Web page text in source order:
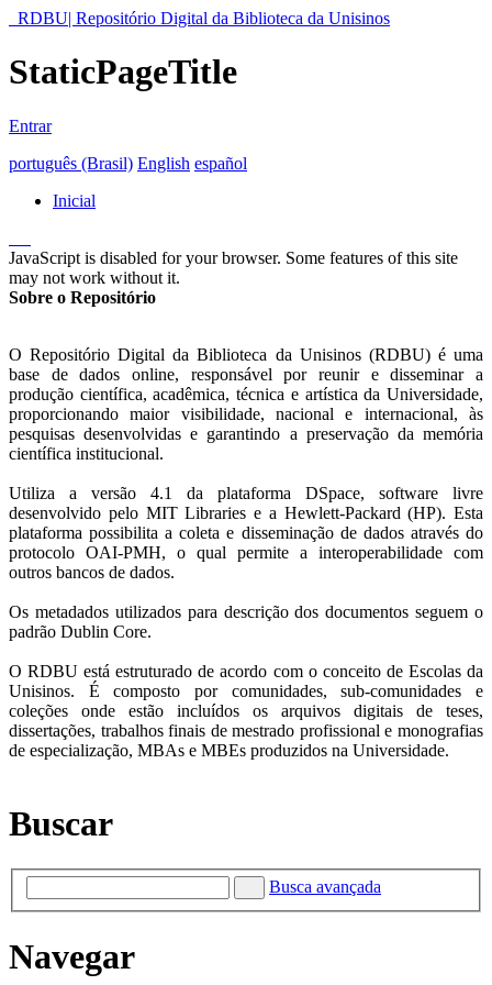
RDBU| Repositório Digital da Biblioteca da Unisinos
StaticPageTitle
Entrar
português (Brasil) English español
Inicial
JavaScript is disabled for your browser. Some features of this site
may not work without it.
Sobre o Repositório
O Repositório Digital da Biblioteca da Unisinos (RDBU) é uma
base de dados online, responsável por reunir e disseminar a
produção científica, acadêmica, técnica e artística da Universidade,
proporcionando maior visibilidade, nacional e internacional, às
pesquisas desenvolvidas e garantindo a preservação da memória
científica institucional.
Utiliza a versão 4.1 da plataforma DSpace, software livre
desenvolvido pelo MIT Libraries e a Hewlett-Packard (HP). Esta
plataforma possibilita a coleta e disseminação de dados através do
protocolo OAI-PMH, o qual permite a interoperabilidade com
outros bancos de dados.
Os metadados utilizados para descrição dos documentos seguem o
padrão Dublin Core.
O RDBU está estruturado de acordo com o conceito de Escolas da
Unisinos. É composto por comunidades, sub-comunidades e
coleções onde estão incluídos os arquivos digitais de teses,
dissertações, trabalhos finais de mestrado profissional e monografias
de especialização, MBAs e MBEs produzidos na Universidade.
Buscar
Busca avançada
Navegar